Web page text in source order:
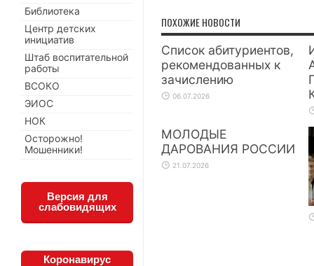
ПОХОЖИЕ НОВОСТИ
Список абитуриентов,
рекомендованных к
зачислению
06.07.2026
МОЛОДЫЕ
ДАРОВАНИЯ РОССИИ
21.07.2026
Библиотека
Центр детских
инициатив
Штаб воспитательной
работы
ВСОКО
ЭИОС
НОК
Осторожно!
Мошенники!
Версия для
слабовидящих
Коронавирус